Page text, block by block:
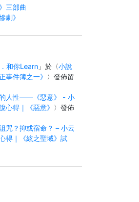
三部曲
劇》
和你Learn 」於〈小說
事件簿之一》 〉發佈留
人性──《惡意》 - 小
心得｜《惡意》 〉發佈
咒？抑或宿命？ – 小云
得｜《絃之聖域》試